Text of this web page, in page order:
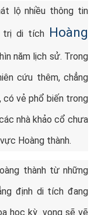
lộ nhiều thông tin
trị di tích Hoàng
năm lịch sử. Trong
cứu thêm, chẳng
có vẻ phổ biến trong
nhà khảo cổ chưa
Hoàng thành.
thành từ những
định di tích đang
học kỳ vọng sẽ vẽ